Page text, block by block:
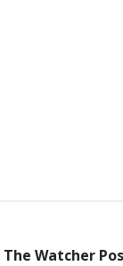
The Watcher